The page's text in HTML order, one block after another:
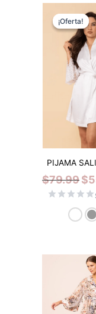
¡Oferta!
¡Oferta!
PIJAMA
$79.99
era:
$